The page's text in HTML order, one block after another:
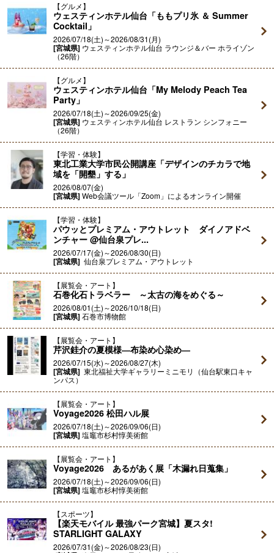
グルメ
ウェスティンホテル仙台「ももプリ氷 ＆ Summer
Cocktail」
2026/07/18(土)～2026/08/31(月)
[宮城県] ウェスティンホテル仙台 ラウンジ＆バー ホライゾン
（26階）
グルメ
ウェスティンホテル仙台「My Melody Peach Tea
Party」
2026/07/18(土)～2026/09/25(金)
[宮城県] ウェスティンホテル仙台 レストラン シンフォニー
（26階）
学習・体験
東北工業大学市民公開講座「デザインのチカラで地
域を「開墾」する」
2026/08/07(金)
[宮城県]Web会議ツール「Zoom」によるオンライン開催
学習・体験
パウッとプレミアム・アウトレット ダイノアドベ
ンチャー @仙台泉プレ...
2026/07/17(金)～2026/08/30(日)
[宮城県] 仙台泉プレミアム・アウトレット
展覧会・アート
石巻化石トラベラー ～太古の海をめぐる～
2026/08/01(土)～2026/10/18(日)
[宮城県]石巻市博物館
展覧会・アート
芹沢銈介の夏模様―布染め心染め―
2026/07/15(水)～2026/08/27(木)
[宮城県] 東北福祉大学ギャラリーミニモリ（仙台駅東口キャ
ンパス）
展覧会・アート
Voyage2026 松田ハル展
2026/07/18(土)～2026/09/06(日)
[宮城県]塩竈市杉村惇美術館
展覧会・アート
Voyage2026 あるがあく展「木漏れ日蒐集」
2026/07/18(土)～2026/09/06(日)
[宮城県]塩竈市杉村惇美術館
スポーツ
【楽天モバイル 最強パーク宮城】夏スタ!
STARLIGHT GALAXY
2026/07/31(金)～2026/08/23(日)